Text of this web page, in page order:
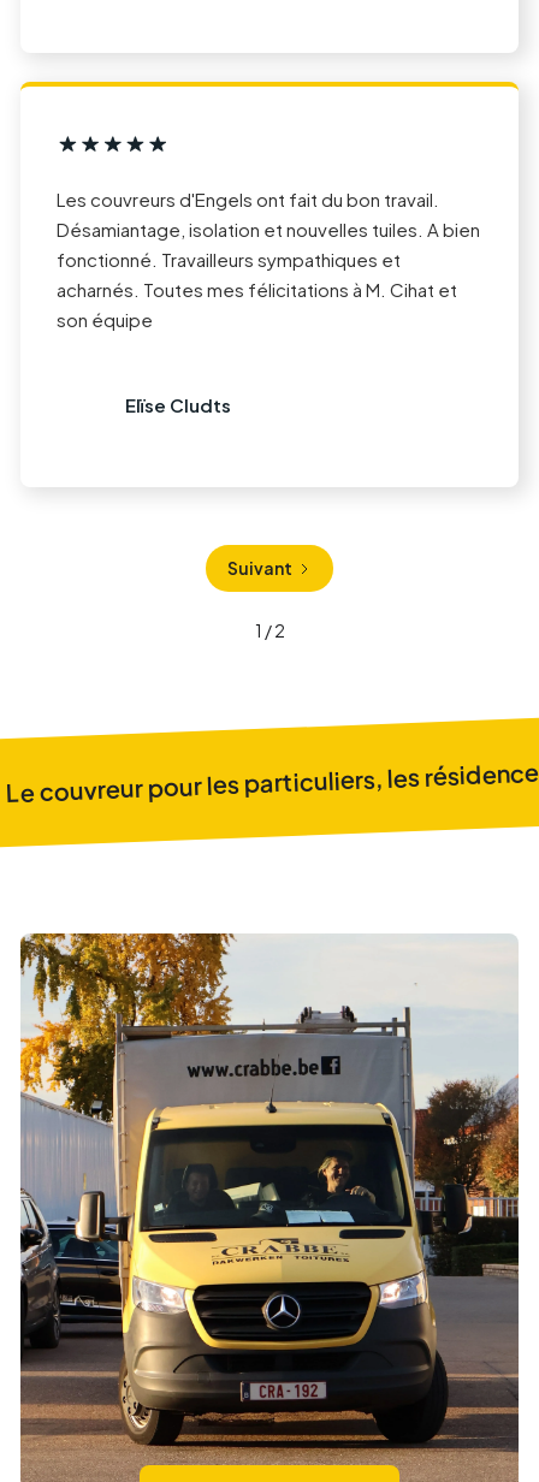
Les couvreurs d'Engels ont fait du bon travail.
Désamiantage, isolation et nouvelles tuiles. A bien
fonctionné. Travailleurs sympathiques et
acharnés. Toutes mes félicitations à M. Cihat et
son équipe
Elïse Cludts
Suivant
1 / 2
Le couvreur pour les particuliers, les